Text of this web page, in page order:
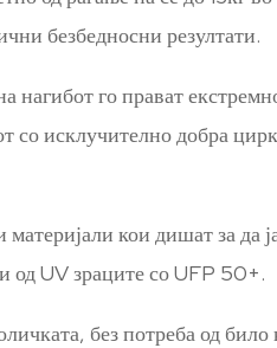
безбедносни резултати.
го прават
исклучително добра
кои дишат за да
од UV зраците со UFP 50+.
без потреба од